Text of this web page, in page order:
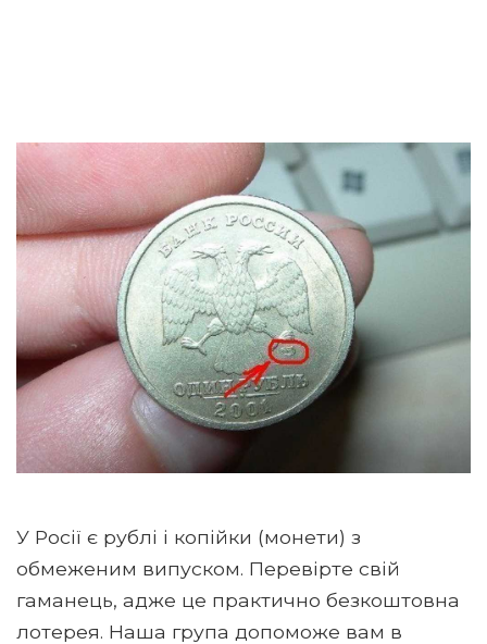
У Росії є рублі і копійки (монети) з
обмеженим випуском. Перевірте свій
гаманець, адже це практично безкоштовна
лотерея. Наша група допоможе вам в